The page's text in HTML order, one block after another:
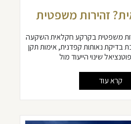
זהירות משפטית
משפטית בקרקע חקלאית השקעה
בדיקת נאותות קפדנית, אימות תקן
קרא עוד